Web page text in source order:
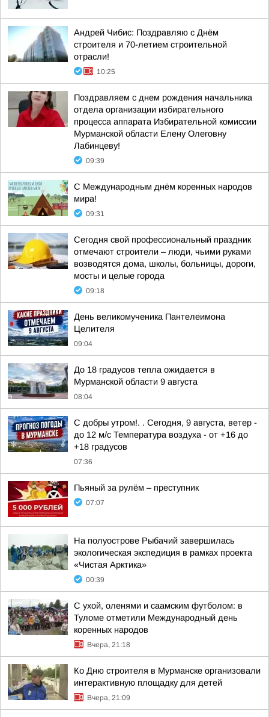
Андрей Чибис: Поздравляю с Днём
строителя и 70-летием строительной
отрасли!
10:25
Поздравляем с днем рождения начальника
отдела организации избирательного
процесса аппарата Избирательной комиссии
Мурманской области Елену Олеговну
Лабинцеву!
09:39
С Международным днём коренных народов
мира!
09:31
Сегодня свой профессиональный праздник
отмечают строители – люди, чьими руками
возводятся дома, школы, больницы, дороги,
мосты и целые города
09:18
День великомученика Пантелеимона
Целителя
09:04
До 18 градусов тепла ожидается в
Мурманской области 9 августа
08:04
С добры утром!. . Сегодня, 9 августа, ветер -
до 12 м/с Температура воздуха - от +16 до
+18 градусов
07:36
Пьяный за рулём – преступник
07:07
На полуострове Рыбачий завершилась
экологическая экспедиция в рамках проекта
«Чистая Арктика»
00:39
С ухой, оленями и саамским футболом: в
Туломе отметили Международный день
коренных народов
Вчера, 21:18
Ко Дню строителя в Мурманске организовали
интерактивную площадку для детей
Вчера, 21:09